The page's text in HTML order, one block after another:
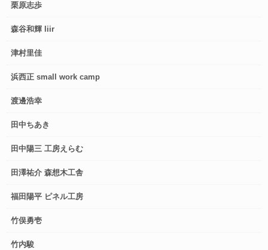
栗原志歩
森谷和輝 liir
津村里佳
浜西正 small work camp
渡邊浩幸
田中ちあき
田中陽三 工房えらむ
田澤祐介 森想木工舎
福田陽平 ピネル工房
竹俣勇壱
竹内駿